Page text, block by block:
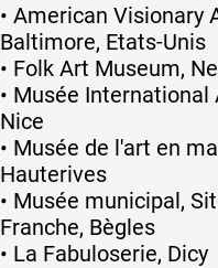
• American Visionary
Baltimore, Etats-Unis
• Folk Art Museum,
• Musée International
Nice
• Musée de l'art en
Hauterives
• Musée municipal,
Franche, Bègles
• La Fabuloserie, Dicy